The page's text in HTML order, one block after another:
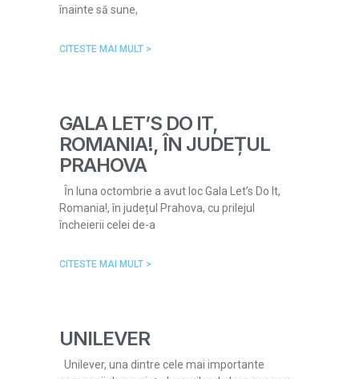
înainte să sune,
CITESTE MAI MULT >
GALA LET’S DO IT,
ROMANIA!, ÎN JUDEȚUL
PRAHOVA
Ȋn luna octombrie a avut loc Gala Let’s Do It,
Romania!, în județul Prahova, cu prilejul
încheierii celei de-a
CITESTE MAI MULT >
UNILEVER
Unilever, una dintre cele mai importante